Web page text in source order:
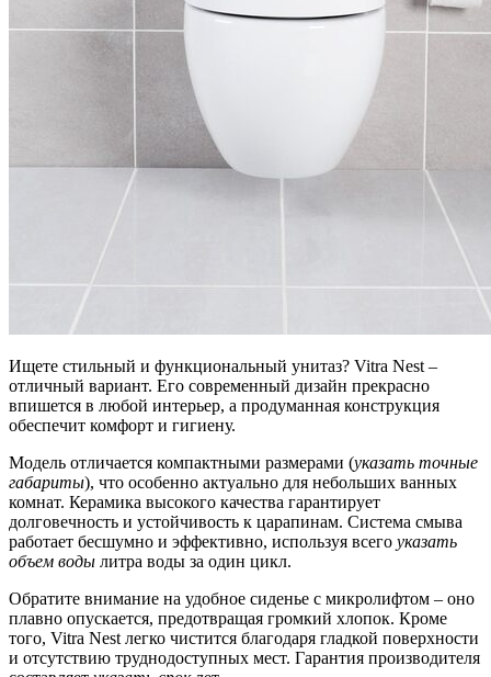
Ищете стильный и функциональный унитаз? Vitra Nest –
отличный вариант. Его современный дизайн прекрасно
впишется в любой интерьер, а продуманная конструкция
обеспечит комфорт и гигиену.
Модель отличается компактными размерами (указать точные
габариты), что особенно актуально для небольших ванных
комнат. Керамика высокого качества гарантирует
долговечность и устойчивость к царапинам. Система смыва
работает бесшумно и эффективно, используя всего указать
объем воды литра воды за один цикл.
Обратите внимание на удобное сиденье с микролифтом – оно
плавно опускается, предотвращая громкий хлопок. Кроме
того, Vitra Nest легко чистится благодаря гладкой поверхности
и отсутствию труднодоступных мест. Гарантия производителя